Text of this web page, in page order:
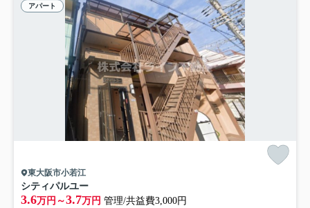
アパート
東大阪市小若江
シティパルユー
3.6万円～3.7万円 管理/共益費3,000円